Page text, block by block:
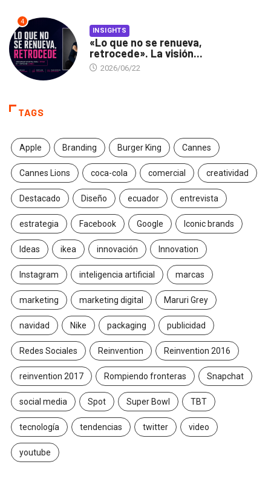
4
INSIGHTS
«Lo que no se renueva,
retrocede». La visión...
2026/06/22
TAGS
Apple Branding Burger King Cannes
Cannes Lions coca-cola comercial creatividad
Destacado Diseño ecuador entrevista
estrategia Facebook Google Iconic brands
Ideas ikea innovación Innovation
Instagram inteligencia artificial marcas
marketing marketing digital Maruri Grey
navidad Nike packaging publicidad
Redes Sociales Reinvention Reinvention 2016
reinvention 2017 Rompiendo fronteras Snapchat
social media Spot Super Bowl TBT
tecnología tendencias twitter video
youtube